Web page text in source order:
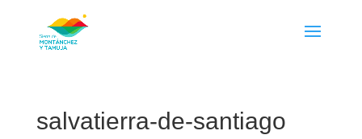
salvatierra-de-santiago